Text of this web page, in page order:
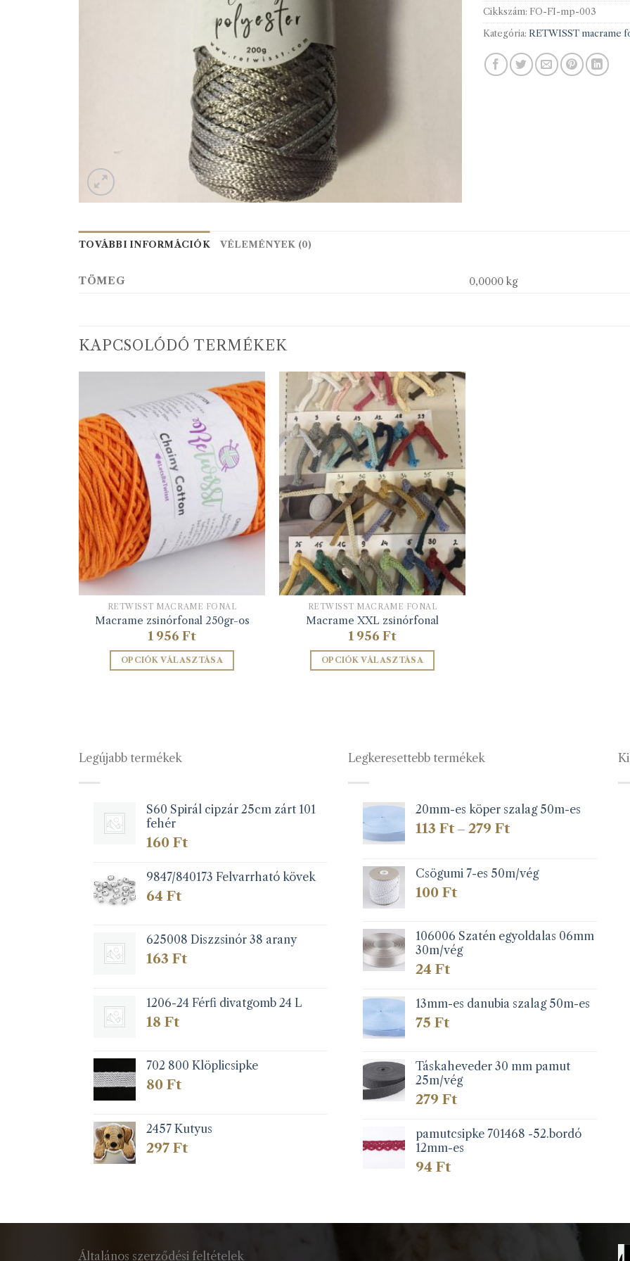
Cikkszám: FO-FI-mp-003
Kategória: RETWISST macrame
TOVÁBBI INFORMÁCIÓK VÉLEMÉNYEK (0)
TÖMEG 0,0000 kg
KAPCSOLÓDÓ TERMÉKEK
RETWISST MACRAME FONAL
Macrame zsinórfonal 250gr-os
1 956 Ft
OPCIÓK VÁLASZTÁSA
van.
a
termékoldalon
választhatók
RETWISST MACRAME FONAL
Macrame XXL zsinórfonal
1 956 Ft
OPCIÓK VÁLASZTÁSA
van.
a
termékoldalon
választhatók
Legújabb termékek
S60 Spirál cipzár 25cm zárt 101
fehér
160 Ft
9847/840173 Felvarrható kövek
64 Ft
625008 Diszzsinór 38 arany
163 Ft
1206-24 Férfi divatgomb 24 L
18 Ft
702 800 Klöplicsipke
80 Ft
2457 Kutyus
297 Ft
Legkeresettebb termékek
20mm-es köper szalag 50m-es
113Ft – 279FtÁrtartomány:
279 Ft
Csögumi 7-es 50m/vég
100Ft
106006 Szatén egyoldalas 06mm
30m/vég
24Ft
13mm-es danubia szalag 50m-es
75Ft
Táskaheveder 30 mm pamut
25m/vég
279Ft
pamutcsipke 701468 -52.bordó
12mm-es
94Ft
Általános szerződési feltételek